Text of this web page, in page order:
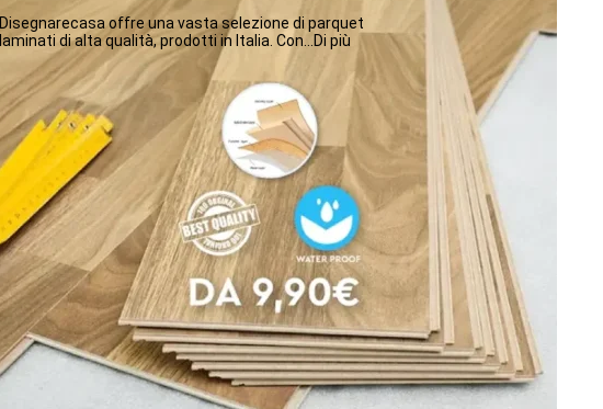
Disegnarecasa offre una vasta selezione di parquet
laminati di alta qualità, prodotti in Italia. Con...Di più